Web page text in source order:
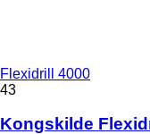
Flexidrill 4000
43
Kongskilde